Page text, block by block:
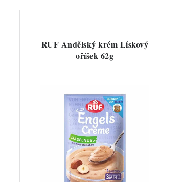
RUF Andělský krém Lískový
oříšek 62g